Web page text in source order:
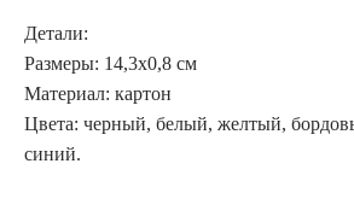
Детали:
Размеры: 14,3х0,8 см
Материал: картон
Цвета: черный, белый, желтый,
синий.